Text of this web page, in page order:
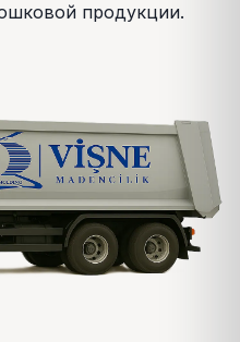
продукции.